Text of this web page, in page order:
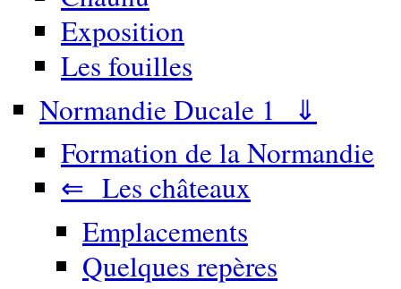
Exposition
Les fouilles
Normandie Ducale 1 ⇓
Formation de la Normandie
⇐ Les châteaux
Emplacements
Quelques repères